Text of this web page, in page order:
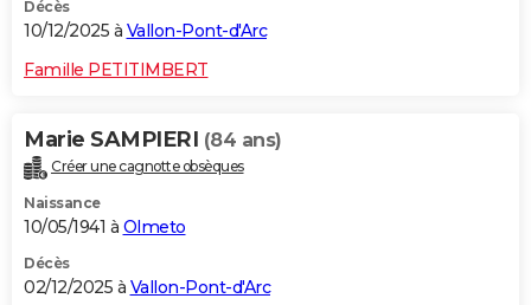
Décès
10/12/2025 à Vallon-Pont-d'Arc
Famille PETITIMBERT
Marie SAMPIERI (84 ans)
Créer une cagnotte obsèques
Naissance
10/05/1941 à Olmeto
Décès
02/12/2025 à Vallon-Pont-d'Arc